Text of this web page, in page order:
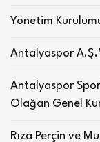
Yönetim
Antalyaspor
Antalyaspor
Olağan Genel
Rıza Perçin ve